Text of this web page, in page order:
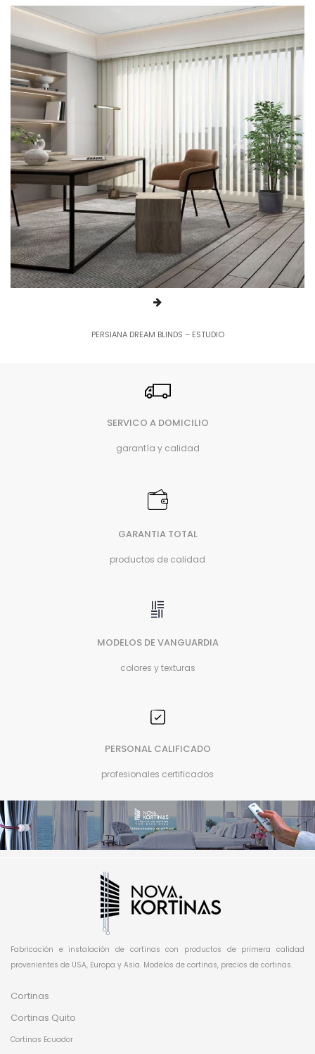
PERSIANA DREAM BLINDS – ESTUDIO
SERVICO A DOMICILIO
garantía y calidad
GARANTIA TOTAL
productos de calidad
MODELOS DE VANGUARDIA
colores y texturas
PERSONAL CALIFICADO
profesionales certificados
Fabricación e instalación de cortinas con productos de primera calidad
provenientes de USA, Europa y Asia. Modelos de cortinas, precios de cortinas.
Cortinas
Cortinas Quito
Cortinas Ecuador